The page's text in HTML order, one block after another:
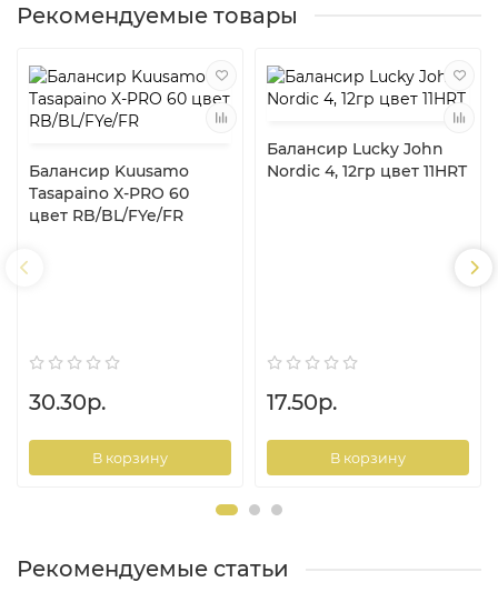
Рекомендуемые товары
Балансир Kuusamo
Tasapaino X-PRO 60
цвет RB/BL/FYe/FR
30.30р.
В корзину
Балансир Lucky John
Nordic 4, 12гр цвет 11HRT
17.50р.
В корзину
Рекомендуемые статьи